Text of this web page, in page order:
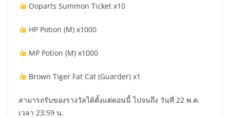
Ooparts Summon Ticket x10
HP Potion (M) x1000
MP Potion (M) x1000
Brown Tiger Fat Cat (Guarder) x1
สามารถรับของรางวัลได้ตั้งแต่ตอนนี้ ไปจนถึง วันที่ 22 พ.ค.
เวลา 23:59 น.